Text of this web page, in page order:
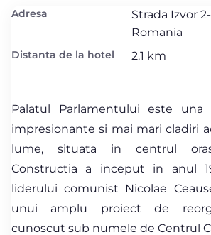
Adresa
Strada Izvor
Romania
Distanta de la hotel 2.1 km
Palatul Parlamentului este
impresionante si mai mari cladiri
lume, situata in centrul
Constructia a inceput in anul
liderului comunist Nicolae
unui amplu proiect de
cunoscut sub numele de Centrul